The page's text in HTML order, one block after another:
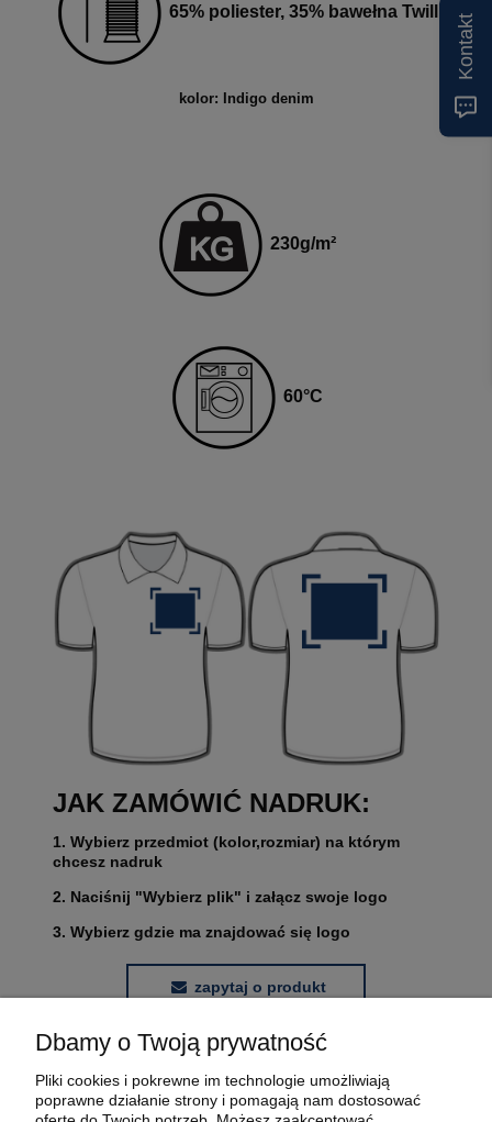
65% poliester, 35% bawełna Twill
kolor: Indigo denim
230g/m²
60°C
JAK ZAMÓWIĆ NADRUK:
1. Wybierz przedmiot (kolor,rozmiar) na którym
chcesz nadruk
2. Naciśnij "Wybierz plik" i załącz swoje logo
3. Wybierz gdzie ma znajdować się logo
zapytaj o produkt
MOJE KONTO
Dbamy o Twoją prywatność
Pliki cookies i pokrewne im technologie umożliwiają
poprawne działanie strony i pomagają nam dostosować
Kontakt